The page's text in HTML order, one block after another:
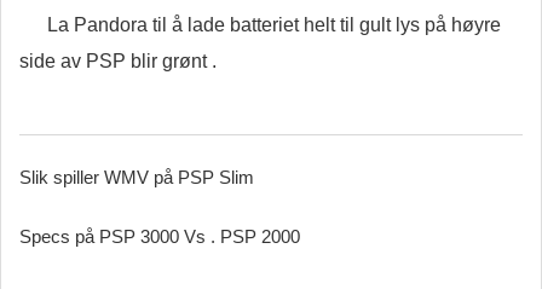
La Pandora til å lade batteriet helt til gult lys på høyre
side av PSP blir grønt .
Slik spiller WMV på PSP Slim
Specs på PSP 3000 Vs . PSP 2000